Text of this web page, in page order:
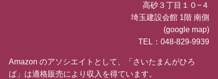
高砂３丁目１０−４
埼玉建設会館 1階 南側
(google map)
TEL：048-829-9939
Amazon のアソシエイトとして、「さいたまんがひろ
ば」は適格販売により収入を得ています。